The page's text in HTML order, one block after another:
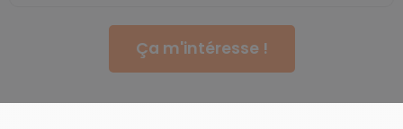
Ça m'intéresse !